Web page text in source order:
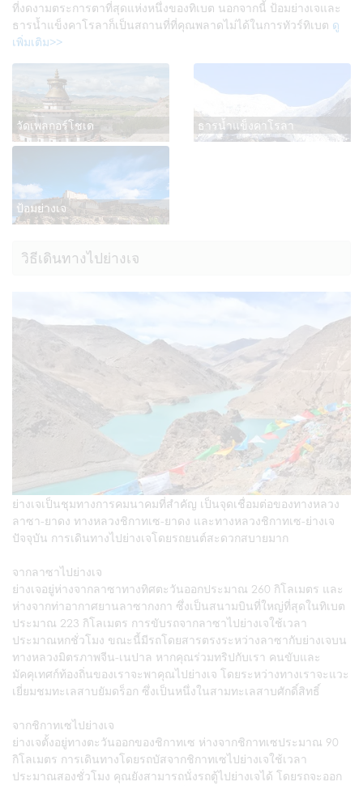
ที่งดงามตระการตาที่สุดแห่งหนึ่งของทิเบต นอกจากนี้ ป้อมย่างเจและ
ธารน้ำแข็งคาโรลาก็เป็นสถานที่ที่คุณพลาดไม่ได้ในการทัวร์ทิเบต ดู
เพิ่มเติม>>
วัดเพลกอร์โชเด ธารน้ำแข็งคาโรลา
ป้อมย่างเจ
วิธีเดินทางไปย่างเจ
ย่างเจเป็นชุมทางการคมนาคมที่สำคัญ เป็นจุดเชื่อมต่อของทางหลวง
ลาซา-ยาดง ทางหลวงชิกาทเซ-ยาดง และทางหลวงชิกาทเซ-ย่างเจ
ปัจจุบัน การเดินทางไปย่างเจโดยรถยนต์สะดวกสบายมาก
จากลาซาไปย่างเจ
ย่างเจอยู่ห่างจากลาซาทางทิศตะวันออกประมาณ 260 กิโลเมตร และ
ห่างจากท่าอากาศยานลาซากงกา ซึ่งเป็นสนามบินที่ใหญ่ที่สุดในทิเบต
ประมาณ 223 กิโลเมตร การขับรถจากลาซาไปย่างเจใช้เวลา
ประมาณหกชั่วโมง ขณะนี้มีรถโดยสารตรงระหว่างลาซากับย่างเจบน
ทางหลวงมิตรภาพจีน-เนปาล หากคุณร่วมทริปกับเรา คนขับและ
มัคคุเทศก์ท้องถิ่นของเราจะพาคุณไปย่างเจ โดยระหว่างทางเราจะแวะ
เยี่ยมชมทะเลสาบยัมดร็อก ซึ่งเป็นหนึ่งในสามทะเลสาบศักดิ์สิทธิ์
จากชิกาทเซไปย่างเจ
ย่างเจตั้งอยู่ทางตะวันออกของชิกาทเซ ห่างจากชิกาทเซประมาณ 90
กิโลเมตร การเดินทางโดยรถบัสจากชิกาทเซไปย่างเจใช้เวลา
ประมาณสองชั่วโมง คุณยังสามารถนั่งรถตู้ไปย่างเจได้ โดยรถจะออก